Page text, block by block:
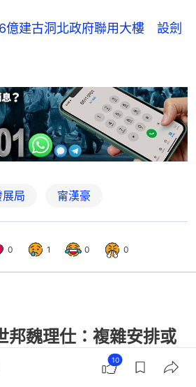
億建古洞北政府聯用大樓 設劍
展局 甯漢豪
0 1 0 0
邦魏理仕：複雜安排或
四點建議完善 10